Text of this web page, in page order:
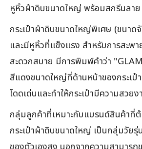
หูหิ้วผ้าดิบขนาดใหญ่ พร้อมสกรีนลา
กระเป๋าผ้าดิบขนาดใหญ่พิเศษ (ขนาด
และมีหูหิ้วที่แข็งแรง สำหรับการสะพ
สะดวกสบาย มีการพิมพ์คำว่า
สีแดงขนาดใหญ่ที่ด้านหน้าของกระเป๋
โดดเด่นและทำให้กระเป๋ามีความสวย
กลุ่มลูกค้าที่เหมาะกับแบรนด์สินค้าที่
กระเป๋าผ้าดิบขนาดใหญ่ เป็นกลุ่มวัย